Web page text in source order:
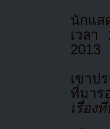
นักแส
เวลา
2013
เขาป
ที่มาร
เรื่อง